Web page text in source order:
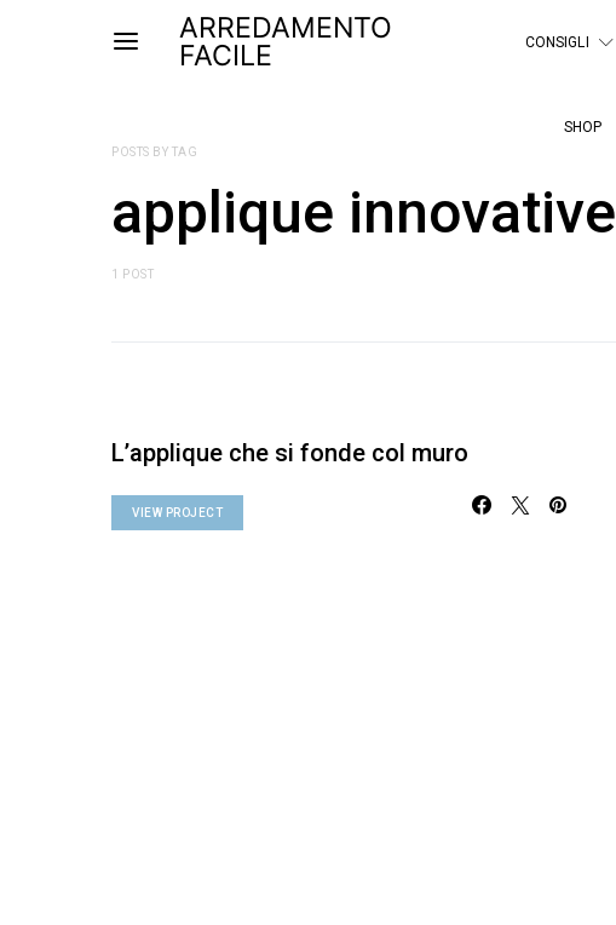
ARREDAMENTO
FACILE
CONSIGLI
SHOP
POSTS BY TAG
applique innovative
1 POST
L’applique che si fonde col muro
VIEW PROJECT